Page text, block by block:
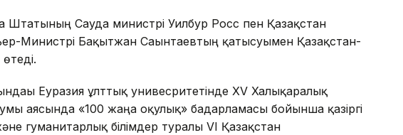
Штатының Сауда министрі Уилбур Росс пен Қазақстан
Министрі Бақытжан Сағынтаевтың қатысуымен Қазақстан-
Еуразия ұлттық унивесритетінде XV Халықаралық
аясында «100 жаңа оқулық» бағдарламасы бойынша қазіргі
гуманитарлық білімдер туралы VI Қазақстан